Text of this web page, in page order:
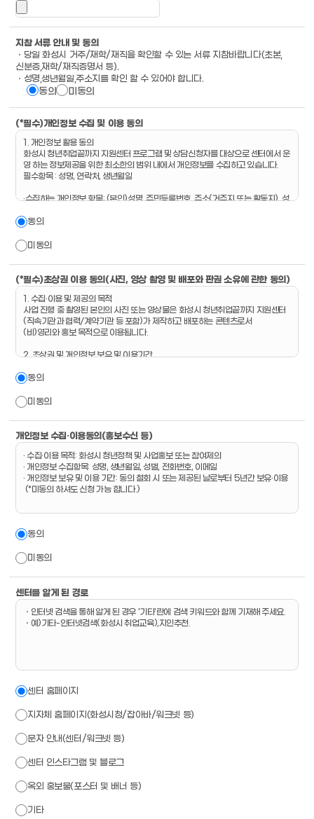
지참 서류 안내 및 동의
ㆍ당일 화성시 거주/재학/재직을 확인할 수 있는 서류 지참바랍니다(초본,
신분증,재학/재직증명서 등).
ㆍ성명,생년월일,주소지를 확인 할 수 있어야 합니다.
동의 미동의
(*필수)개인정보 수집 및 이용 동의
1. 개인정보 활용 동의
화성시 청년취업끝까지 지원센터 프로그램 및 상담신청자를 대상으로 센터에서 운
영 하는 정보제공을 위한 최소한의 범위 내에서 개인정보를 수집하고 있습니다.
필수항목 : 성명, 연락처, 생년월일
·수집하는 개인정보 항목: (본인)성명, 주민등록번호, 주소(거주지 또는 활동지), 성
·수집 및 이용 목적: 2026년 화성시 청년취업끝까지 지원센터 프로그램 참여 등
개인정보는 정보가 제공된 날로부터 5년간 보유되며, 제공된 개인정보 이용을 거
부하고자 할 경우 열람, 정정, 삭제를 요구할 수 있습니다.
※ 개인정보 수집 및 이용동의를 자세히 읽어 보신 후 동의해 주시기 바랍니다.
※ 귀하는 동의를 거부할 수 있습니다. 다만, 동의를 하지 않을 경우에는 참여자 선
정이 제한될 수 있음을 알려 드립니다.
※※ 주민등록번호 확인 가능한 신분 확인 서류 반드시 지참 ※※
동의
미동의
(*필수)초상권 이용 동의(사진, 영상 촬영 및 배포와 판권 소유에 관한 동의)
1. 수집·이용 및 제공의 목적
사업 진행 중 촬영된 본인의 사진 또는 영상물은 화성시 청년취업끝까지 지원센터
(직속기관과 협력/계약기관 등 포함)가 제작하고 배포하는 콘텐츠로서
(비)영리와 홍보 목적으로 이용됩니다.
2. 초상권 및 개인정보 보유 및 이용기간
※단, 추후 개별적으로 요청시 사진 또는 영상물의 배포 정지를 협의할 수 있음
3. 초상권·개인정보의 제3자 제공
등), 홍보용 기사, 제작물 계약 업체 및 촬영자
*제공목적: (비)영리 목적의 온라인 및 오프라인 콘텐츠 제작
*제공항목: 초상권이 인정되는 사진 또는 영상물
*보유기간: 반영구
*미 동의시: 개인정보, 초상권 수집 이용에 대한 동의를 거부할 권리가 있으며, 동의
거부 시 관련 홍보물 제작에서 제외합니다.
동의
미동의
개인정보 수집·이용동의(홍보수신 등)
· 수집·이용 목적: 화성시 청년정책 및 사업홍보 또는 참여제의
· 개인정보 수집항목: 성명, 생년월일, 성별, 전화번호, 이메일
· 개인정보 보유 및 이용 기간: 동의 철회 시 또는 제공된 날로부터 5년간 보유·이용
(*미동의 하셔도 신청 가능 합니다.)
동의
미동의
센터를 알게 된 경로
ㆍ인터넷 검색을 통해 알게 된 경우 '기타'란에 검색 키워드와 함께 기재해 주세요.
ㆍ예)기타-인터넷검색(화성시 취업교육),지인추천.
센터 홈페이지
지자체 홈페이지(화성시청/잡아바/워크넷 등)
문자 안내(센터/워크넷 등)
센터 인스타그램 및 블로그
옥외 홍보물(포스터 및 배너 등)
기타